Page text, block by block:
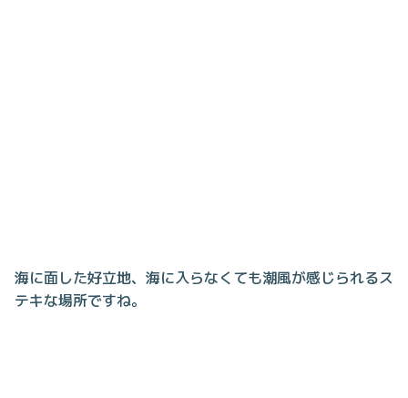
海に面した好立地、海に入らなくても潮風が感じられるス
テキな場所ですね。